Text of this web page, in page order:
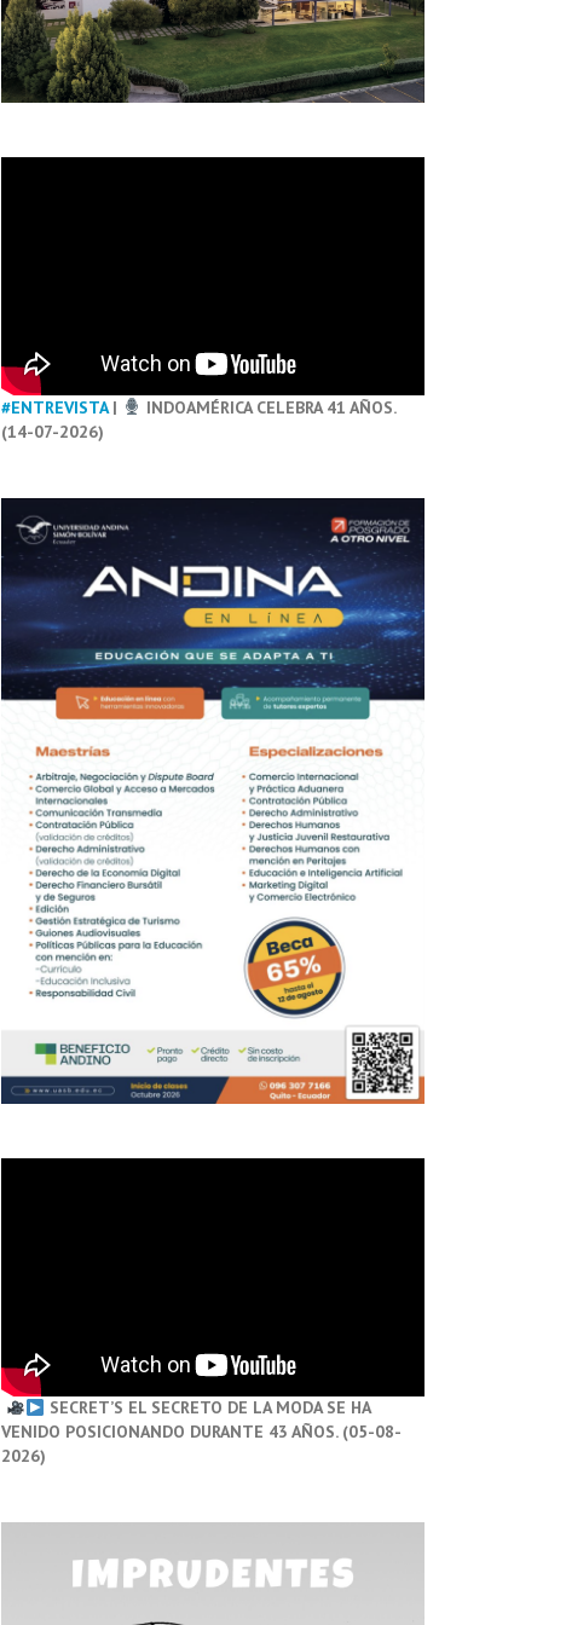
#ENTREVISTA|
INDOAMÉRICA CELEBRA 41 AÑOS.
(14-07-2026)
SECRET’S EL SECRETO DE LA MODA SE HA
VENIDO POSICIONANDO DURANTE 43 AÑOS. (05-08-
2026)